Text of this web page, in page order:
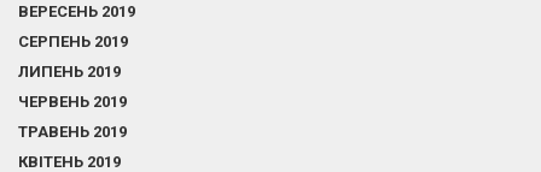
ВЕРЕСЕНЬ 2019
СЕРПЕНЬ 2019
ЛИПЕНЬ 2019
ЧЕРВЕНЬ 2019
ТРАВЕНЬ 2019
КВІТЕНЬ 2019